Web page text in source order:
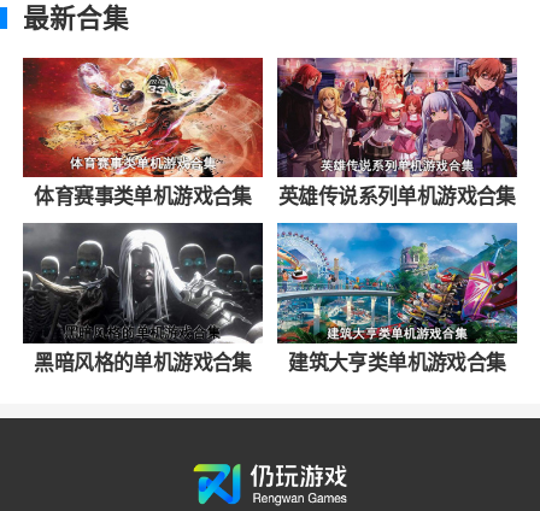
最新合集
体育赛事类单机游戏合集 英雄传说系列单机游戏合集
黑暗风格的单机游戏合集 建筑大亨类单机游戏合集